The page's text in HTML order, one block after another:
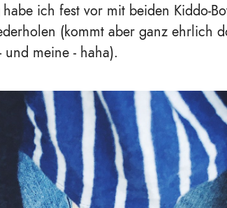
ich fest vor mit beiden Kiddo-
(kommt aber ganz ehrlich
und meine - haha).